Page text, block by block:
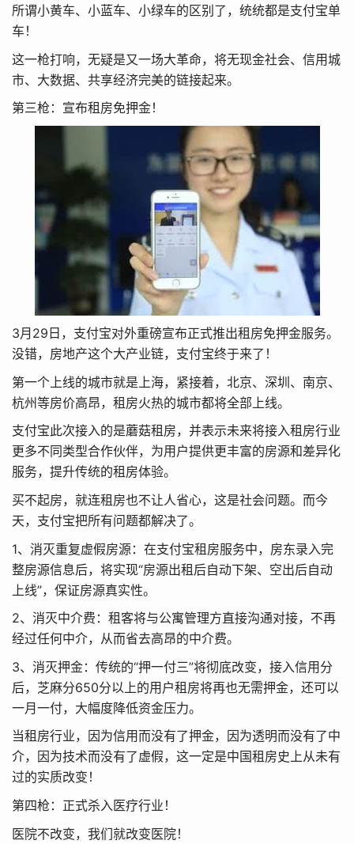
所谓小黄车、小蓝车、小绿车的区别了，统统都是支付宝单
车！
这一枪打响，无疑是又一场大革命，将无现金社会、信用城
市、大数据、共享经济完美的链接起来。
第三枪：宣布租房免押金！
3月29日，支付宝对外重磅宣布正式推出租房免押金服务。
没错，房地产这个大产业链，支付宝终于来了！
第一个上线的城市就是上海，紧接着，北京、深圳、南京、
杭州等房价高昂，租房火热的城市都将全部上线。
支付宝此次接入的是蘑菇租房，并表示未来将接入租房行业
更多不同类型合作伙伴，为用户提供更丰富的房源和差异化
服务，提升传统的租房体验。
买不起房，就连租房也不让人省心，这是社会问题。而今
天，支付宝把所有问题都解决了。
1、消灭重复虚假房源：在支付宝租房服务中，房东录入完
整房源信息后，将实现“房源出租后自动下架、空出后自动
上线”，保证房源真实性。
2、消灭中介费：租客将与公寓管理方直接沟通对接，不再
经过任何中介，从而省去高昂的中介费。
3、消灭押金：传统的“押一付三”将彻底改变，接入信用分
后，芝麻分650分以上的用户租房将再也无需押金，还可以
一月一付，大幅度降低资金压力。
当租房行业，因为信用而没有了押金，因为透明而没有了中
介，因为技术而没有了虚假，这一定是中国租房史上从未有
过的实质改变！
第四枪：正式杀入医疗行业！
医院不改变，我们就改变医院！